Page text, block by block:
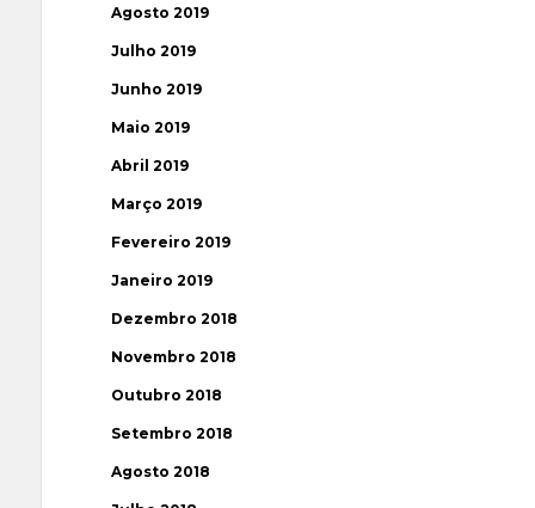
Agosto 2019
Julho 2019
Junho 2019
Maio 2019
Abril 2019
Março 2019
Fevereiro 2019
Janeiro 2019
Dezembro 2018
Novembro 2018
Outubro 2018
Setembro 2018
Agosto 2018